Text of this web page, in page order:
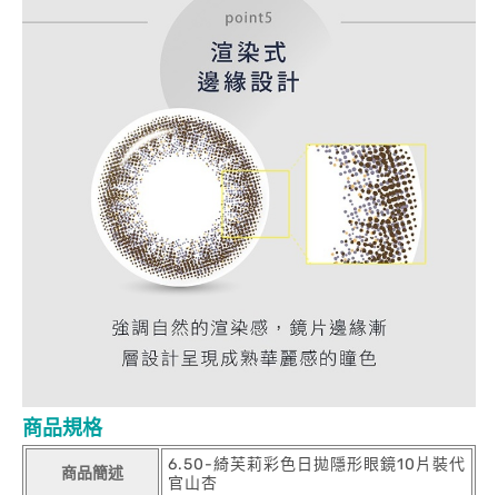
商品規格
商品簡述
6.50-綺芙莉彩色日拋隱形眼鏡10片裝代
官山杏